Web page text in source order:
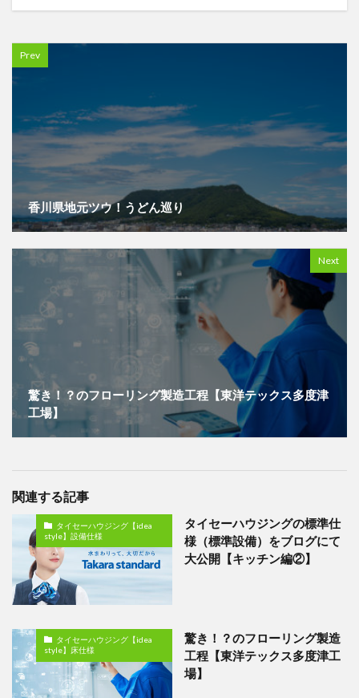
Prev
香川県地元ツウ！うどん巡り
Next
驚き！？のフローリング製造工程【東洋テックス多度津
工場】
関連する記事
タイセーハウジング【idea
style】設備仕様
タイセーハウジングの標準仕
様（標準設備）をブログにて
大公開【キッチン編②】
タイセーハウジング【idea
style】床仕様
驚き！？のフローリング製造
工程【東洋テックス多度津工
場】